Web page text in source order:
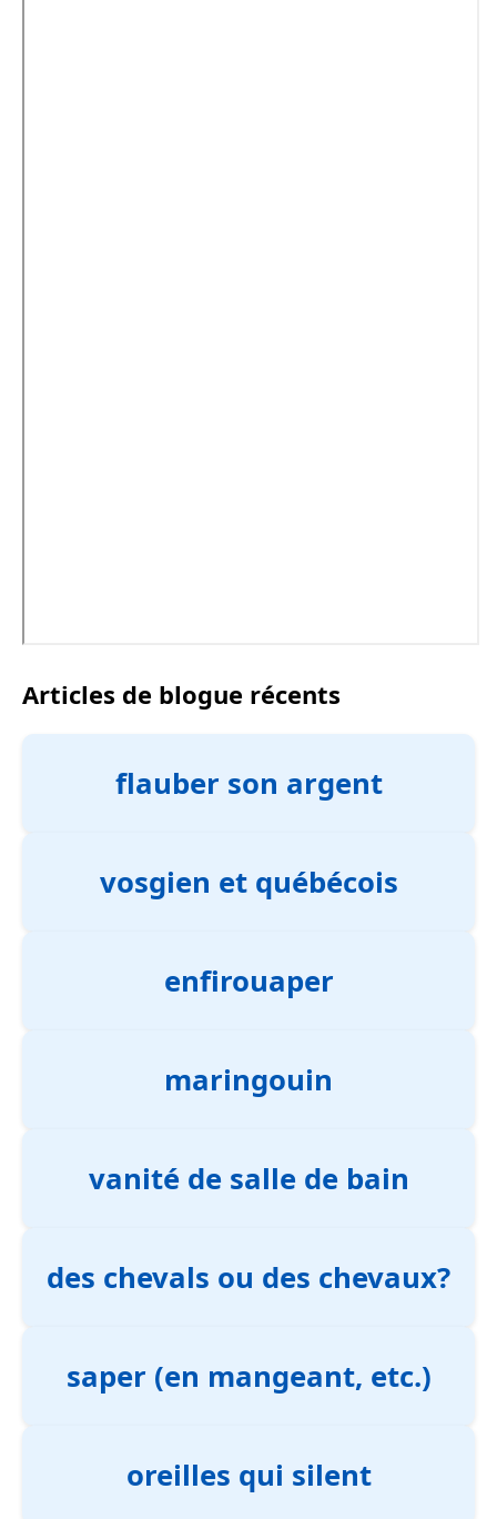
Articles de blogue récents
flauber son argent
vosgien et québécois
enfirouaper
maringouin
vanité de salle de bain
des chevals ou des chevaux?
saper (en mangeant, etc.)
oreilles qui silent